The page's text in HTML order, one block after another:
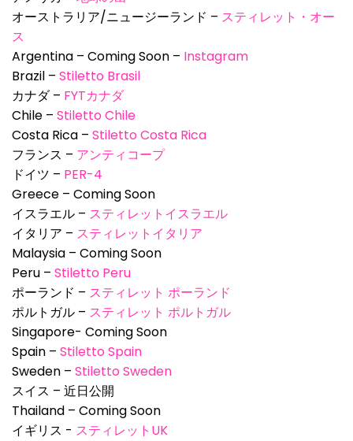
オーストラリア/ニュージーランド – スティレット・オー
ス
Argentina – Coming Soon – Instagram
Brazil – Stiletto Brasil
カナダ – FYTカナダ
Chile – Stiletto Chile
Costa Rica – Stiletto Costa Rica
フランス – アンティコープ
ドイツ – PER-4
Greece – Coming Soon
イスラエル – スティレットイスラエル
イタリア – スティレットイタリア
Malaysia – Coming Soon
Peru – Stiletto Peru
ポーランド – スティレット ポーランド
ポルトガル – スティレット ポルトガル
Singapore- Coming Soon
Spain – Stiletto Spain
Sweden – Stiletto Sweden
スイス – 近日公開
Thailand – Coming Soon
イギリス - スティレットUK